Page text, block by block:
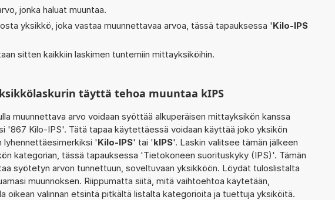
jonka haluat muuntaa.
yksikkö, joka vastaa muunnettavaa arvoa, tässä tapauksessa 'Kilo-IPS
sitten kaikkiin laskimen tuntemiin mittayksiköihin.
täyttä tehoa muuntaa kIPS
muunnettava arvo voidaan syöttää alkuperäisen mittayksikön kanssa
'867 Kilo-IPS'. Tätä tapaa käytettäessä voidaan käyttää joko yksikön
lyhennettäesimerkiksi 'Kilo-IPS' tai 'kIPS'. Laskin valitsee tämän jälkeen
kategorian, tässä tapauksessa 'Tietokoneen suorituskyky (IPS)'. Tämän
syötetyn arvon tunnettuun, soveltuvaan yksikköön. Löydät tuloslistalta
muunnoksen. Riippumatta siitä, mitä vaihtoehtoa käytetään,
oikean valinnan etsintä pitkältä listalta kategorioita ja tuettuja yksiköitä.